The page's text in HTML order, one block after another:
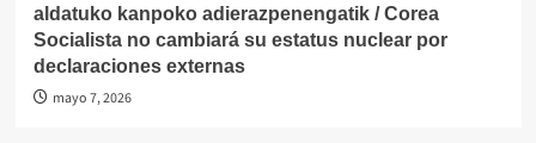
aldatuko kanpoko adierazpenengatik / Corea
Socialista no cambiará su estatus nuclear por
declaraciones externas
mayo 7, 2026